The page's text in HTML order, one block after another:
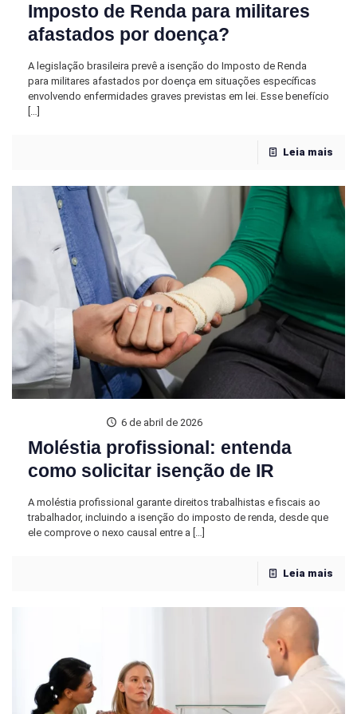
Imposto de Renda para militares
afastados por doença?
A legislação brasileira prevê a isenção do Imposto de Renda
para militares afastados por doença em situações específicas
envolvendo enfermidades graves previstas em lei. Esse benefício
[…]
Leia mais
6 de abril de 2026
Moléstia profissional: entenda
como solicitar isenção de IR
A moléstia profissional garante direitos trabalhistas e fiscais ao
trabalhador, incluindo a isenção do imposto de renda, desde que
ele comprove o nexo causal entre a […]
Leia mais